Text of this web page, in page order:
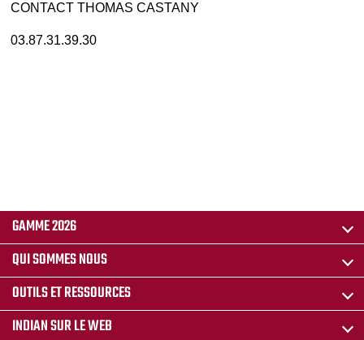
CONTACT THOMAS CASTANY
03.87.31.39.30
GAMME 2026
QUI SOMMES NOUS
OUTILS ET RESSOURCES
INDIAN SUR LE WEB